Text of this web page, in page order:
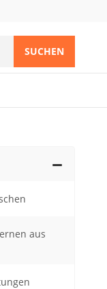
SUCHEN
aus